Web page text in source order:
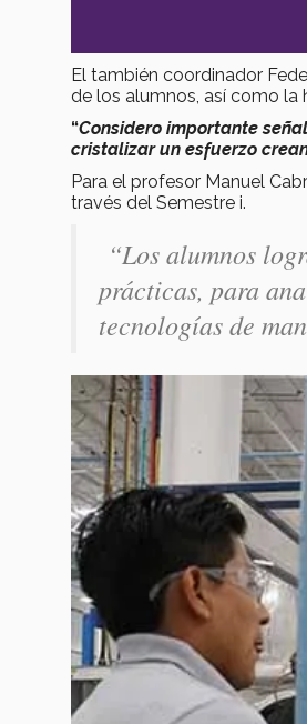
El también coordinador
de los alumnos, así como la
“Considero importante
cristalizar un esfuerzo
Para el profesor Manuel
través del Semestre i.
“Los alumnos
prácticas, para
tecnologías de